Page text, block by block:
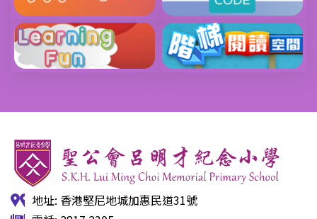
地址: 香港堅尼地城加惠民道31號